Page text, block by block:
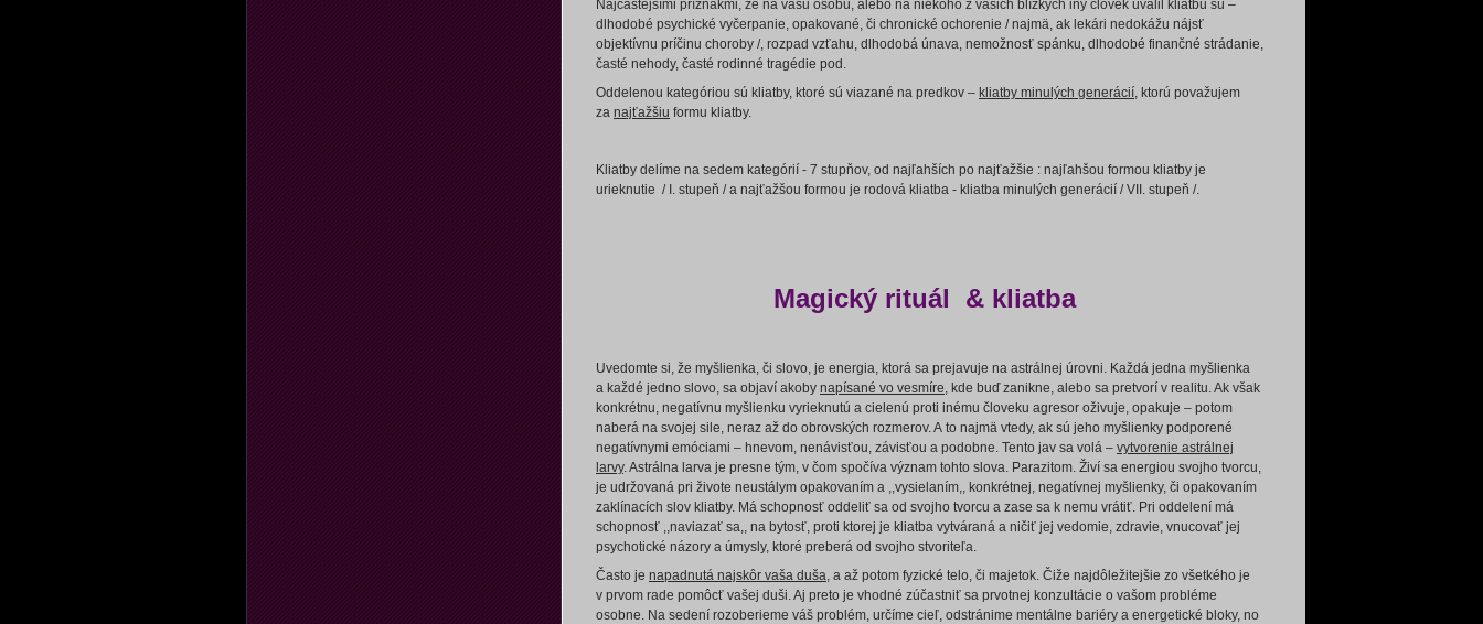
Najčastejšími príznakmi, že na vašu osobu, alebo na niekoho z vašich blízkych iný človek uvalil kliatbu sú –
dlhodobé psychické vyčerpanie, opakované, či chronické ochorenie / najmä, ak lekári nedokážu nájsť
objektívnu príčinu choroby /, rozpad vzťahu, dlhodobá únava, nemožnosť spánku, dlhodobé finančné strádanie,
časté nehody, časté rodinné tragédie pod.
Oddelenou kategóriou sú kliatby, ktoré sú viazané na predkov – kliatby minulých generácií, ktorú považujem
za najťažšiu formu kliatby.
Kliatby delíme na sedem kategórií - 7 stupňov, od najľahších po najťažšie : najľahšou formou kliatby je
urieknutie / I. stupeň / a najťažšou formou je rodová kliatba - kliatba minulých generácií / VII. stupeň /.
Magický rituál & kliatba
Uvedomte si, že myšlienka, či slovo, je energia, ktorá sa prejavuje na astrálnej úrovni. Každá jedna myšlienka
a každé jedno slovo, sa objaví akoby napísané vo vesmíre, kde buď zanikne, alebo sa pretvorí v realitu. Ak však
konkrétnu, negatívnu myšlienku vyrieknutú a cielenú proti inému človeku agresor oživuje, opakuje – potom
naberá na svojej sile, neraz až do obrovských rozmerov. A to najmä vtedy, ak sú jeho myšlienky podporené
negatívnymi emóciami – hnevom, nenávisťou, závisťou a podobne. Tento jav sa volá – vytvorenie astrálnej
larvy. Astrálna larva je presne tým, v čom spočíva význam tohto slova. Parazitom. Živí sa energiou svojho tvorcu,
je udržovaná pri živote neustálym opakovaním a ,,vysielaním,, konkrétnej, negatívnej myšlienky, či opakovaním
zaklínacích slov kliatby. Má schopnosť oddeliť sa od svojho tvorcu a zase sa k nemu vrátiť. Pri oddelení má
schopnosť ,,naviazať sa,, na bytosť, proti ktorej je kliatba vytváraná a ničiť jej vedomie, zdravie, vnucovať jej
psychotické názory a úmysly, ktoré preberá od svojho stvoriteľa.
Často je napadnutá najskôr vaša duša, a až potom fyzické telo, či majetok. Čiže najdôležitejšie zo všetkého je
v prvom rade pomôcť vašej duši. Aj preto je vhodné zúčastniť sa prvotnej konzultácie o vašom probléme
osobne. Na sedení rozoberieme váš problém, určíme cieľ, odstránime mentálne bariéry a energetické bloky, no